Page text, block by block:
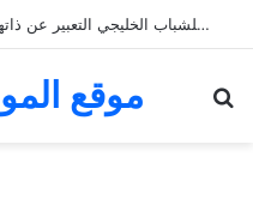
كيف يمكن للشباب الخليجي التعبير عن ذاتهم عبر منصات التعارف الإلكترونية؟
موقع